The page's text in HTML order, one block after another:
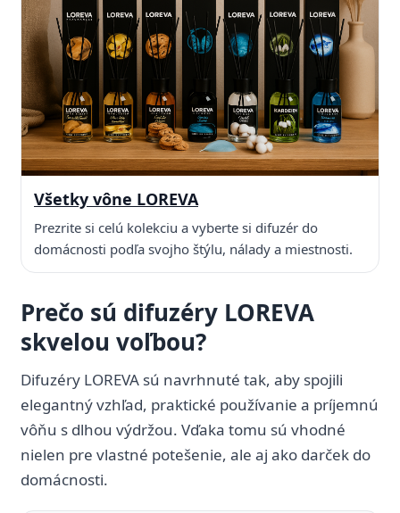
Všetky vône LOREVA
Prezrite si celú kolekciu a vyberte si difuzér do
domácnosti podľa svojho štýlu, nálady a miestnosti.
Prečo sú difuzéry LOREVA
skvelou voľbou?
Difuzéry LOREVA sú navrhnuté tak, aby spojili
elegantný vzhľad, praktické používanie a príjemnú
vôňu s dlhou výdržou. Vďaka tomu sú vhodné
nielen pre vlastné potešenie, ale aj ako darček do
domácnosti.